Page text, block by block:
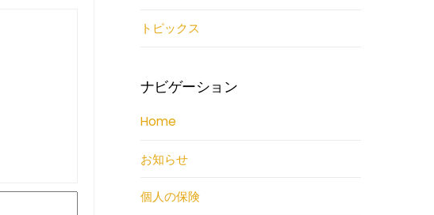
トピックス
ナビゲーション
Home
お知らせ
個人の保険